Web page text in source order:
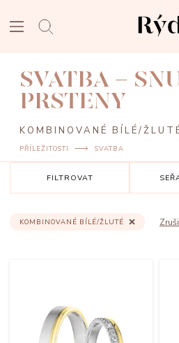
SVATBA -
PRSTENY
KOMBINOVANÉ BÍLÉ/
PŘÍLEŽITOSTI SVATBA
FILTROVAT
KOMBINOVANÉ BÍLÉ/ŽLUTÉ